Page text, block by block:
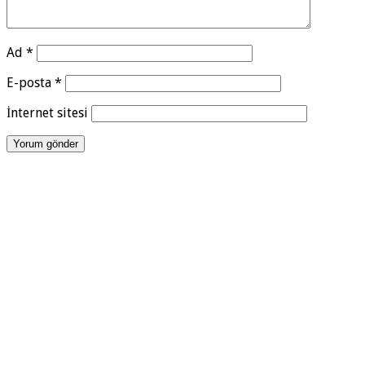
Ad *
E-posta *
İnternet sitesi